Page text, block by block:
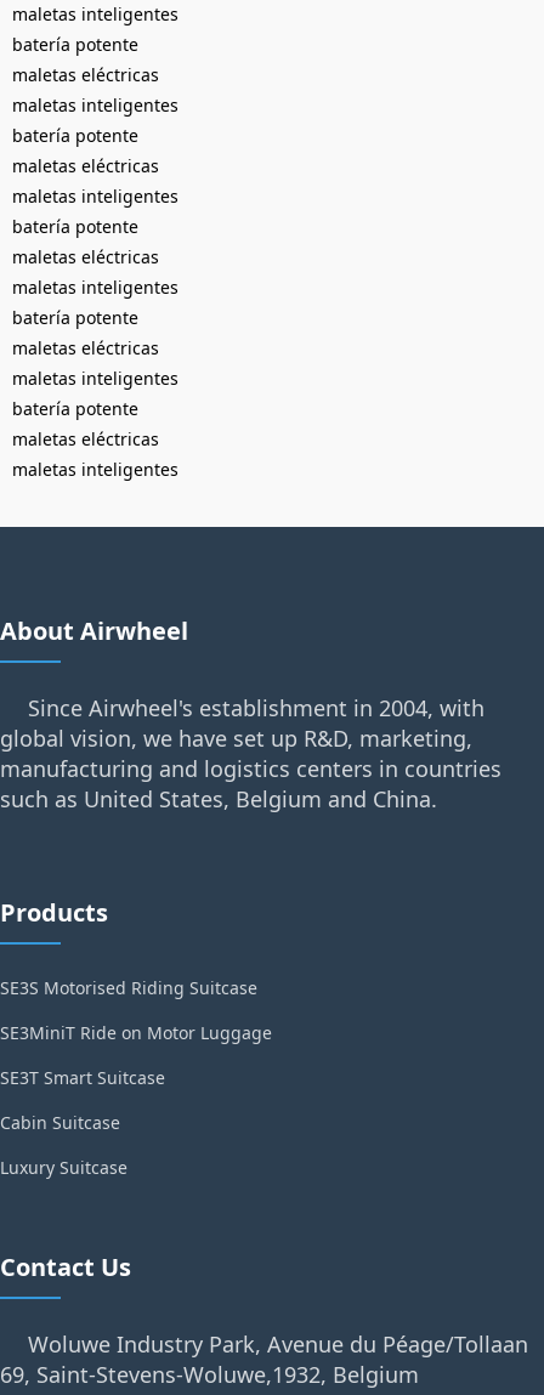
maletas inteligentes
batería potente
maletas eléctricas
maletas inteligentes
batería potente
maletas eléctricas
maletas inteligentes
batería potente
maletas eléctricas
maletas inteligentes
batería potente
maletas eléctricas
maletas inteligentes
batería potente
maletas eléctricas
maletas inteligentes
About Airwheel
Since Airwheel's establishment in 2004, with
global vision, we have set up R&D, marketing,
manufacturing and logistics centers in countries
such as United States, Belgium and China.
Products
SE3S Motorised Riding Suitcase
SE3MiniT Ride on Motor Luggage
SE3T Smart Suitcase
Cabin Suitcase
Luxury Suitcase
Contact Us
Woluwe Industry Park, Avenue du Péage/Tollaan
69, Saint-Stevens-Woluwe,1932, Belgium